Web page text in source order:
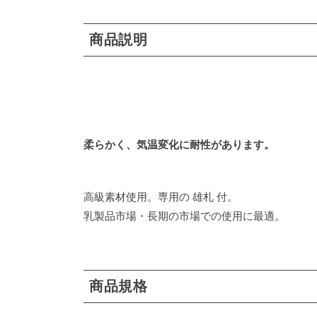
商品説明
柔らかく、気温変化に耐性があります。
高級素材使用。専用の 雄札 付。
乳製品市場・長期の市場での使用に最適。
商品規格